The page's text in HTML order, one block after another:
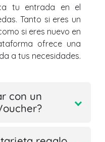
tu entrada en el
Tanto si eres un
si eres nuevo en
ofrece una
a tus necesidades.
con un